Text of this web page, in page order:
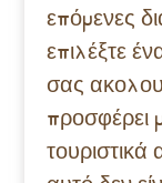
επόμενες
επιλέξτε
σας
προσφέρει